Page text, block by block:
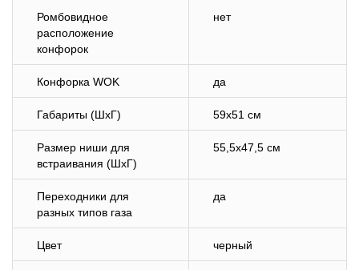
Ромбовидное
расположение
конфорок
нет
Конфорка WOK да
Габариты (ШхГ) 59х51 см
Размер ниши для
встраивания (ШхГ)
55,5х47,5 см
Переходники для
разных типов газа
да
Цвет черный